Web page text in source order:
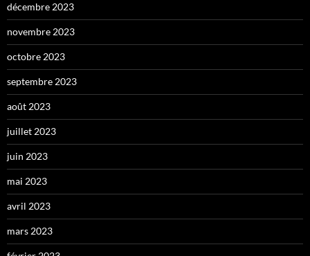
décembre 2023
novembre 2023
octobre 2023
septembre 2023
août 2023
juillet 2023
juin 2023
mai 2023
avril 2023
mars 2023